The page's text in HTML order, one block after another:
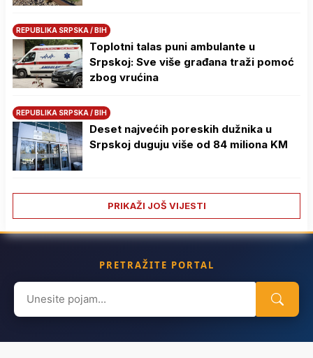
REPUBLIKA SRPSKA / BIH
Toplotni talas puni ambulante u
Srpskoj: Sve više građana traži pomoć
zbog vrućina
REPUBLIKA SRPSKA / BIH
Deset najvećih poreskih dužnika u
Srpskoj duguju više od 84 miliona KM
PRIKAŽI JOŠ VIJESTI
PRETRAŽITE PORTAL
Search
for: